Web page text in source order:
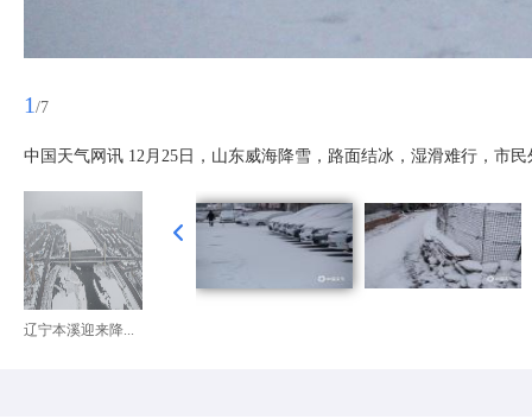
1 /7
中国天气网讯 12月25日，山东威海降雪，路面结冰，湿滑难行，市
辽宁本溪迎来降...